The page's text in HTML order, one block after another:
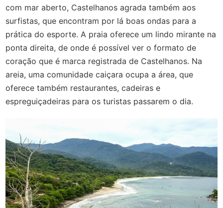
com mar aberto, Castelhanos agrada também aos
surfistas, que encontram por lá boas ondas para a
prática do esporte. A praia oferece um lindo mirante na
ponta direita, de onde é possível ver o formato de
coração que é marca registrada de Castelhanos. Na
areia, uma comunidade caiçara ocupa a área, que
oferece também restaurantes, cadeiras e
espreguiçadeiras para os turistas passarem o dia.